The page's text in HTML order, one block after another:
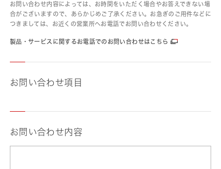
お問い合わせ内容によっては、お時間をいただく場合やお答えできない場
合がございますので、あらかじめご了承ください。お急ぎのご用件などに
つきましては、お近くの営業所へお電話でお問い合わせください。
製品・サービスに関するお電話でのお問い合わせはこちら
お問い合わせ項目
お問い合わせ内容